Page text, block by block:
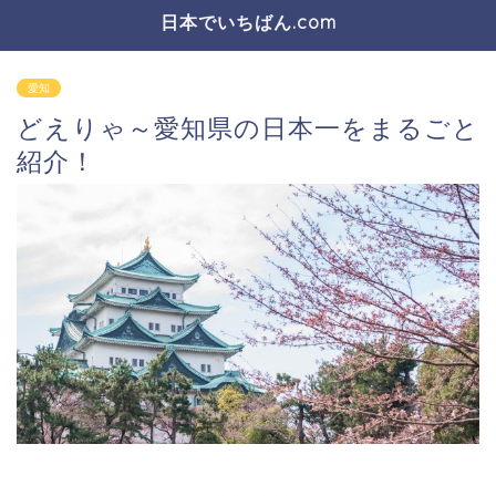
日本でいちばん.com
愛知
どえりゃ～愛知県の日本一をまるごと
紹介！